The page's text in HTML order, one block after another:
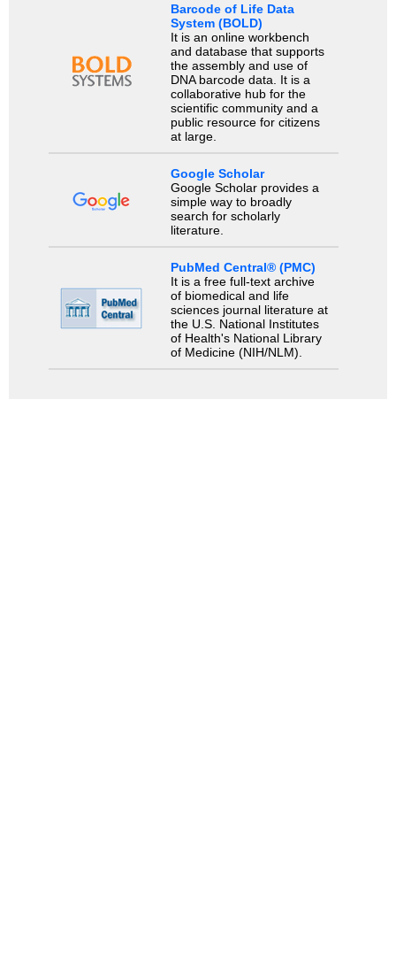
Barcode of Life Data
System (BOLD)
It is an online workbench
and database that supports
the assembly and use of
DNA barcode data. It is a
collaborative hub for the
scientific community and a
public resource for citizens
at large.
Google Scholar
Google Scholar provides a
simple way to broadly
search for scholarly
literature.
PubMed Central® (PMC)
It is a free full-text archive
of biomedical and life
sciences journal literature at
the U.S. National Institutes
of Health's National Library
of Medicine (NIH/NLM).